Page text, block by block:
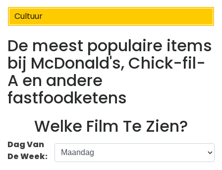
Cultuur
De meest populaire items
bij McDonald's, Chick-fil-
A en andere
fastfoodketens
Welke Film Te Zien?
Dag Van
De Week: